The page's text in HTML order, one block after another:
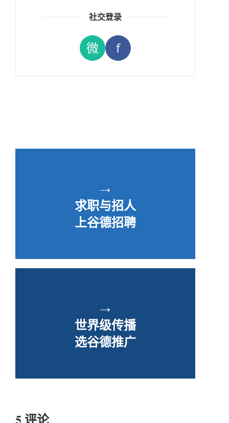
社交登录
微 f
→
求职与招人
上谷德招聘
→
世界级传播
选谷德推广
5 评论